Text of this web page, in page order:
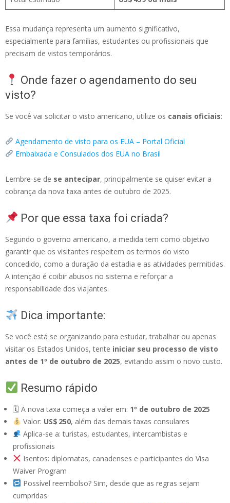
Essa mudança representa um aumento significativo,
especialmente para famílias, estudantes ou profissionais que
precisam de vistos temporários.
Onde fazer o agendamento do seu
visto?
Se você vai solicitar o visto americano, utilize os canais oficiais:
Agendamento de visto para os EUA – Portal Oficial
Embaixada e Consulados dos EUA no Brasil
Lembre-se de se antecipar, principalmente se quiser evitar a
cobrança da nova taxa antes de outubro de 2025.
Por que essa taxa foi criada?
Segundo o governo americano, a medida tem como objetivo
garantir que os visitantes respeitem os termos do visto
concedido, como a duração da estadia e as atividades permitidas.
A intenção é coibir abusos no sistema e reforçar a
responsabilidade dos viajantes.
Dica importante:
Se você está se organizando para estudar, trabalhar ou apenas
visitar os Estados Unidos, tente iniciar seu processo de visto
antes de 1º de outubro de 2025, evitando assim o novo custo.
Resumo rápido
🗓 A nova taxa começa a valer em: 1º de outubro de 2025
Valor: US$ 250, além das demais taxas consulares
Aplica-se a: turistas, estudantes, intercambistas e
profissionais
Isentos: diplomatas, canadenses e participantes do Visa
Waiver Program
Possível reembolso? Sim, desde que as regras sejam
cumpridas